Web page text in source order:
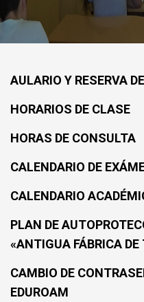
AULARIO Y RESERVA
HORARIOS DE CLASE
HORAS DE CONSULTA
CALENDARIO DE
CALENDARIO
PLAN DE
«ANTIGUA FÁBRICA
CAMBIO DE
EDUROAM